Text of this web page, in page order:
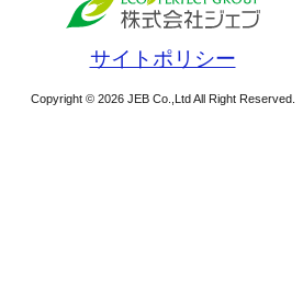
サイトポリシー
Copyright © 2026 JEB Co.,Ltd All Right Reserved.